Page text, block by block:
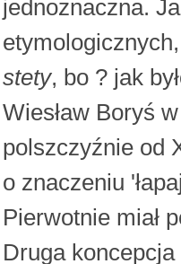
jednoznaczna.
etymologicznych,
stety, bo ? jak
Wiesław Boryś
polszczyźnie od
o znaczeniu
Pierwotnie miał
Druga